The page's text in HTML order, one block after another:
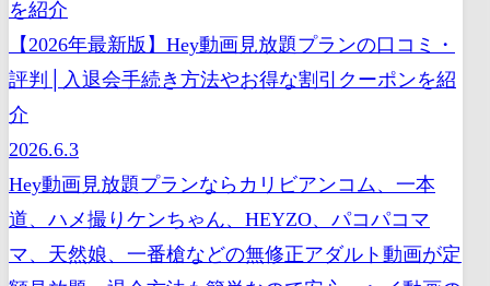
【2026年最新版】Hey動画見放題プランの口コミ・
評判│入退会手続き方法やお得な割引クーポンを紹
介
2026.6.3
Hey動画見放題プランならカリビアンコム、一本
道、ハメ撮りケンちゃん、HEYZO、パコパコマ
マ、天然娘、一番槍などの無修正アダルト動画が定